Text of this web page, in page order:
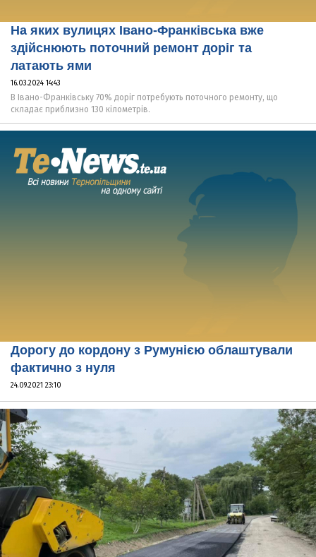
На яких вулицях Івано-Франківська вже
здійснюють поточний ремонт доріг та
латають ями
16.03.2024 14:43
В Івано-Франківську 70% доріг потребують поточного ремонту, що
складає приблизно 130 кілометрів.
Дорогу до кордону з Румунією облаштували
фактично з нуля
24.09.2021 23:10